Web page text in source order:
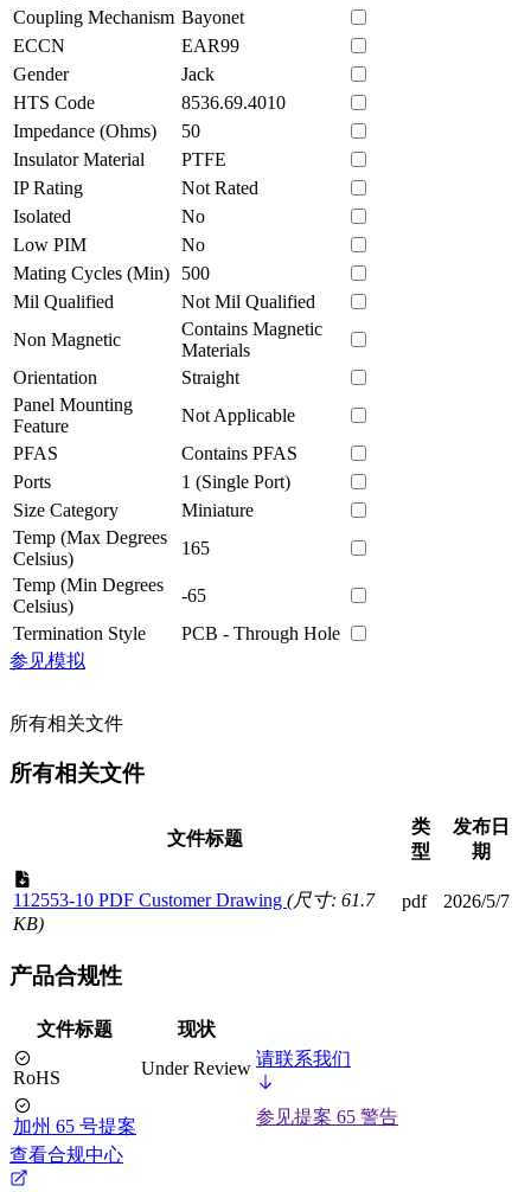
Coupling Mechanism Bayonet
ECCN
EAR99
Gender
Jack
HTS Code
8536.69.4010
Impedance (Ohms)
50
Insulator Material
PTFE
IP Rating
Not Rated
Isolated
No
Low PIM
No
Mating Cycles (Min)
500
Mil Qualified
Not Mil Qualified
Non Magnetic
Contains Magnetic
Materials
Orientation
Straight
Panel Mounting
Feature
Not Applicable
PFAS
Contains PFAS
Ports
1 (Single Port)
Size Category
Miniature
Temp (Max Degrees
Celsius)
165
Temp (Min Degrees
Celsius)
-65
Termination Style
PCB - Through Hole
参见模拟
所有相关文件
所有相关文件
文件标题
类
型
发布日
期
112553-10 PDF Customer Drawing (尺寸: 61.7
KB)
pdf 2026/5/7
产品合规性
文件标题 现状
RoHS Under Review 请联系我们
加州 65 号提案
参见提案 65 警告
查看合规中心